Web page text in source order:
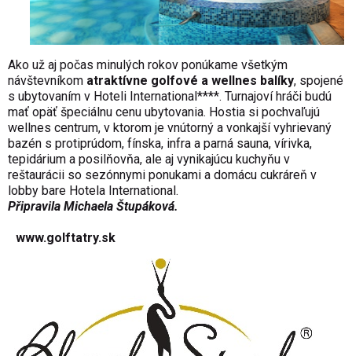
Ako už aj počas minulých rokov ponúkame všetkým
návštevníkom atraktívne golfové a wellnes balíky, spojené
s ubytovaním v Hoteli International****. Turnajoví hráči budú
mať opäť špeciálnu cenu ubytovania. Hostia si pochvaľujú
wellnes centrum, v ktorom je vnútorný a vonkajší vyhrievaný
bazén s protiprúdom, fínska, infra a parná sauna, vírivka,
tepidárium a posilňovňa, ale aj vynikajúcu kuchyňu v
reštaurácii so sezónnymi ponukami a domácu cukráreň v
lobby bare Hotela International.
Připravila Michaela Štupáková.
www.golftatry.sk